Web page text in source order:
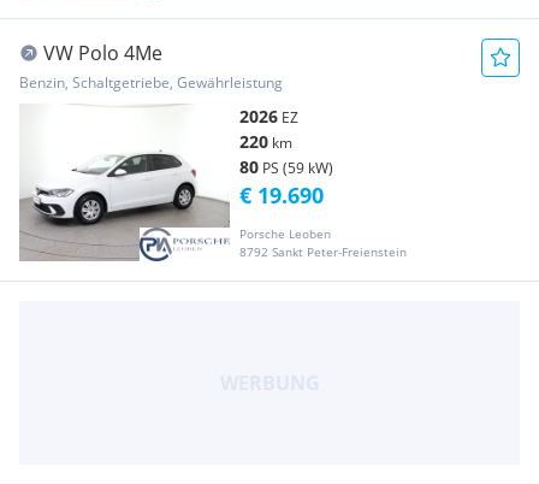
VW Polo 4Me
Benzin, Schaltgetriebe, Gewährleistung
2026 EZ
220 km
80 PS (59 kW)
Porsche Leoben
8792 Sankt Peter-Freienstein
€ 19.690